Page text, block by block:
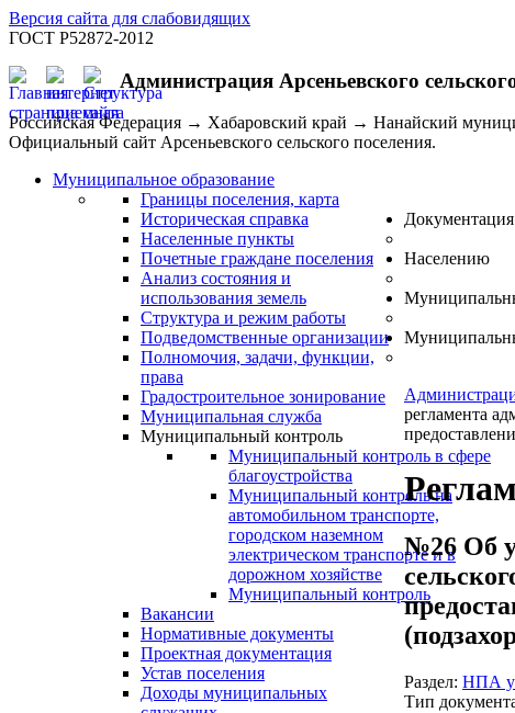
Версия сайта для слабовидящих
ГОСТ Р52872-2012
Администрация Арсеньевского
Российская Федерация → Хабаровский край → Нанайский
Официальный сайт Арсеньевского сельского поселения.
Муниципальное образование
Границы поселения, карта
Историческая справка
Населенные пункты
Почетные граждане поселения
Анализ состояния и
использования земель
Структура и режим работы
Подведомственные организации
Полномочия, задачи, функции,
права
Градостроительное зонирование
Муниципальная служба
Муниципальный контроль
Муниципальный контроль в сфере
благоустройства
Муниципальный контроль на
автомобильном транспорте,
городском наземном
электрическом транспорте и в
дорожном хозяйстве
Муниципальный контроль
Вакансии
Документация
Нормативные документы
Проектная документация
Устав поселения
Доходы муниципальных
Населению
регламента
№26 Об
Раздел: НПА
Тип